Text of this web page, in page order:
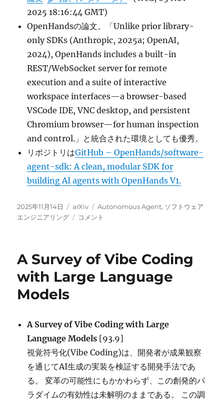
2025 18:16:44 GMT)
OpenHandsの論文。「Unlike prior library-
only SDKs (Anthropic, 2025a; OpenAI,
2024), OpenHands includes a built-in
REST/WebSocket server for remote
execution and a suite of interactive
workspace interfaces—a browser-based
VSCode IDE, VNC desktop, and persistent
Chromium browser—for human inspection
and control.」と統合された環境としても優秀。
リポジトリはGitHub – OpenHands/software-
agent-sdk: A clean, modular SDK for
building AI agents with OpenHands V1.
投
稿
2025年11月14日
カ
テ
arXiv
タ
グ
Autonomous Agent, ソフトウェア
エンジニアリング
The
SDK:
Composable
for
Agents に
コメント
A Survey of Vibe Coding
with Large Language
Models
A Survey of Vibe Coding with Large
Language Models [93.9]
視覚符号化(Vibe Coding)は、開発者が成果観察
を通じてAI生成の実装を検証する開発手法であ
る。 変革の可能性にもかかわらず、この創発的パ
ラダイムの有効性は未解明のままである。 この調